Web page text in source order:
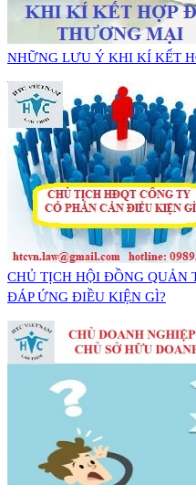
NHỮNG LƯU Ý KHI KÍ KẾT
CHỦ TỊCH HỘI ĐỒNG QUẢN
ĐÁP ỨNG ĐIỀU KIỆN GÌ?